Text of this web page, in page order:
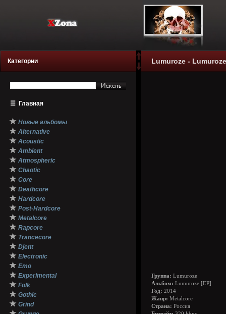
Категории
☰ Главная
★ Новые альбомы
★ Alternative
★ Acoustic
★ Ambient
★ Atmospheric
★ Chaotic
★ Core
★ Deathcore
★ Hardcore
★ Post-Hardcore
★ Metalcore
★ Rapcore
★ Trancecore
★ Djent
★ Electronic
★ Emo
★ Experimental
★ Folk
★ Gothic
★ Grind
Lumuroze -
Группа: Lumuroze
Альбом: Lumuroze [EP]
Год: 2014
Жанр: Metalcore
Страна: Россия